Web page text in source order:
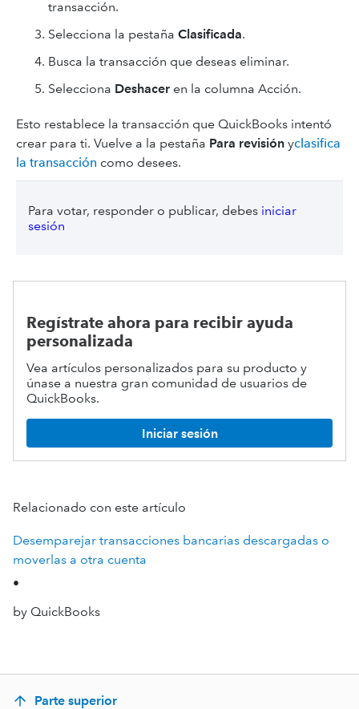
transacción.
Selecciona la pestaña Clasificada.
Busca la transacción que deseas eliminar.
Selecciona Deshacer en la columna Acción.
Esto restablece la transacción que QuickBooks intentó
crear para ti. Vuelve a la pestaña Para revisión yclasifica
la transacción como desees.
Para votar, responder o publicar, debes iniciar
sesión
Regístrate ahora para recibir ayuda
personalizada
Vea artículos personalizados para su producto y
únase a nuestra gran comunidad de usuarios de
QuickBooks.
Iniciar sesión
Relacionado con este artículo
Desemparejar transacciones bancarias descargadas o
moverlas a otra cuenta
•
by QuickBooks
Parte superior